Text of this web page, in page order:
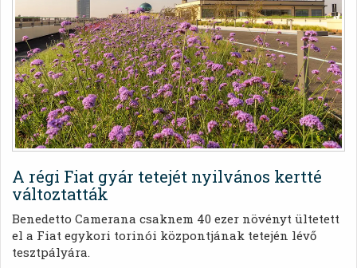
A régi Fiat gyár tetejét nyilvános kertté
változtatták
Benedetto Camerana csaknem 40 ezer növényt ültetett
el a Fiat egykori torinói központjának tetején lévő
tesztpályára.